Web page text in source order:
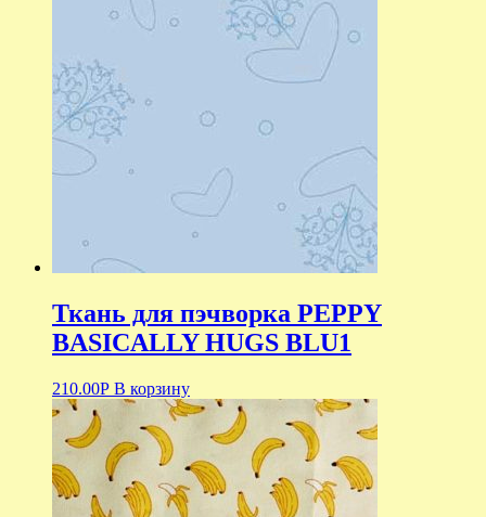
Ткань для пэчворка PEPPY
BASICALLY HUGS BLU1
210.00Р В корзину